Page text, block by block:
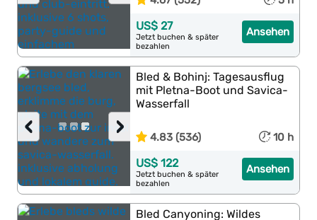
Ansehen
US$ 27
Jetzt buchen & später
bezahlen
›
‹
Bled & Bohinj: Tagesausflug
mit Pletna-Boot und Savica-
Wasserfall
4.83 (536) 10 h
Ansehen
US$ 122
Jetzt buchen & später
bezahlen
Bled Canyoning: Wildes